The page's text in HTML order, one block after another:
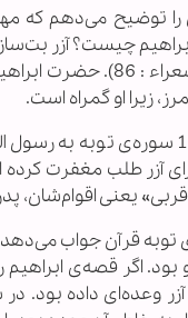
توضیح می‌دهم که
زیرا او گمراه است.
خداوند در آیه‌ی 103
آزر طلب مغفرت
قربی» یعنی اقوام‌شان،
114 سوره‌ی توبه قرآن
اگر قصه‌ی ابراهیم
آزر وعده‌ای داده